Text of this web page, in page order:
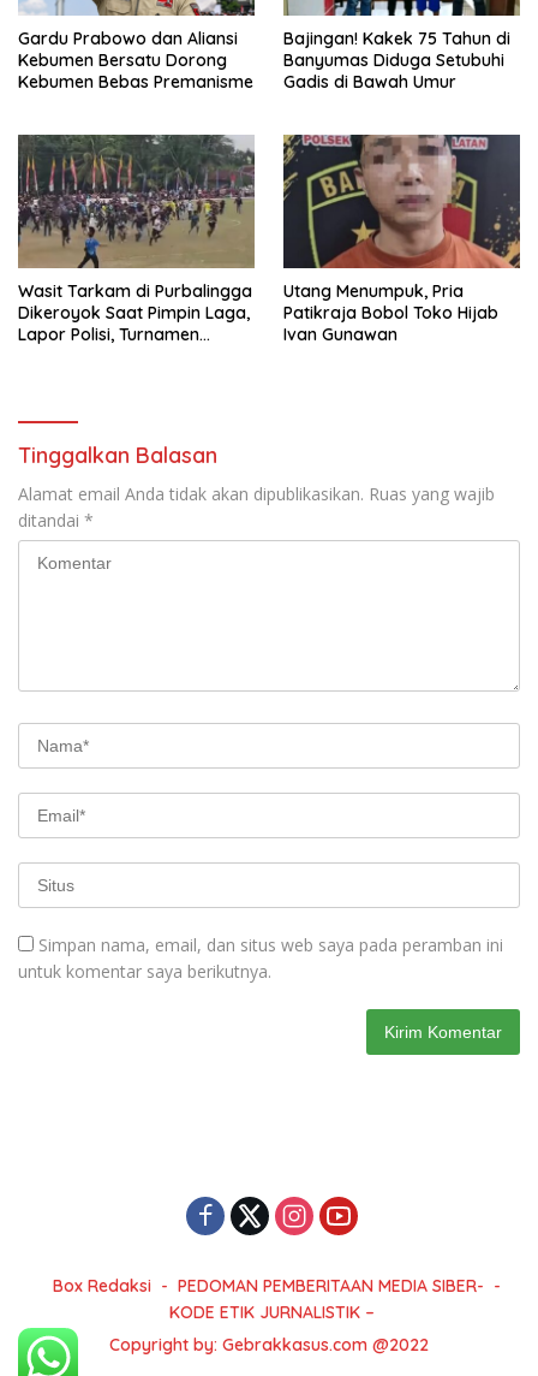
Gardu Prabowo dan Aliansi
Kebumen Bersatu Dorong
Kebumen Bebas Premanisme
Bajingan! Kakek 75 Tahun di
Banyumas Diduga Setubuhi
Gadis di Bawah Umur
Wasit Tarkam di Purbalingga
Dikeroyok Saat Pimpin Laga,
Lapor Polisi, Turnamen
Utang Menumpuk, Pria
Patikraja Bobol Toko Hijab
Ivan Gunawan
Tinggalkan Balasan
Alamat email Anda tidak akan dipublikasikan. Ruas yang wajib
ditandai *
Simpan nama, email, dan situs web saya pada peramban ini
untuk komentar saya berikutnya.
Box Redaksi
PEDOMAN PEMBERITAAN MEDIA SIBER-
KODE ETIK JURNALISTIK –
Copyright by: Gebrakkasus.com @2022